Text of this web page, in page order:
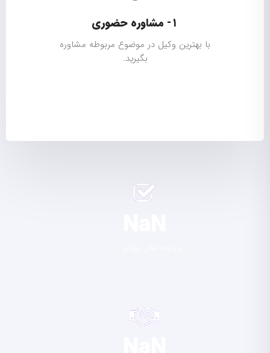
۱- مشاوره حضوری
با بهترین وکیل در موضوع مربوطه مشاوره
بگیرید.